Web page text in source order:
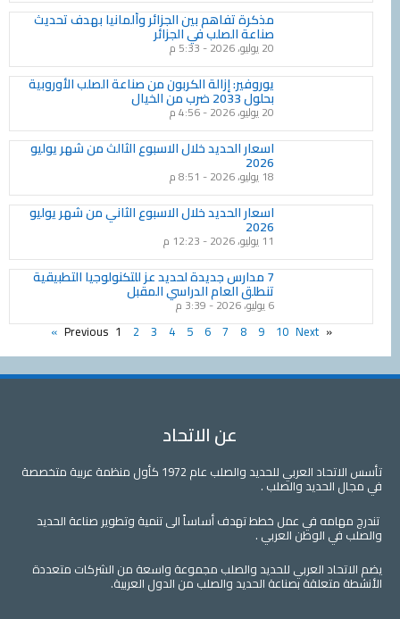
مذكرة تفاهم بين الجزائر وألمانيا بهدف تحديث
صناعة الصلب في الجزائر
20 يوليو، 2026 5:33 م
يوروفير: إزالة الكربون من صناعة الصلب الأوروبية
بحلول 2033 ضرب من الخيال
20 يوليو، 2026 4:56 م
اسعار الحديد خلال الاسبوع الثالث من شهر يوليو
2026
18 يوليو، 2026 8:51 م
اسعار الحديد خلال الاسبوع الثاني من شهر يوليو
2026
11 يوليو، 2026 12:23 م
7 مدارس جديدة لحديد عز للتكنولوجيا التطبيقية
تنطلق العام الدراسي المقبل
3:39 م
« Previous
1 2 3 4 5 6 7 8 9 10 Next »
عن الاتحاد
تأسس الاتحاد العربي للحديد والصلب عام 1972 كأول منظمة عربية متخصصة
في مجال الحديد والصلب .
تندرج مهامه في عمل خطط تهدف أساساً الى تنمية وتطوير صناعة الحديد
والصلب في الوطن العربي .
يضم الاتحاد العربي للحديد والصلب مجموعة واسعة من الشركات متعددة
الأنشطة متعلقة بصناعة الحديد والصلب من الدول العربية.